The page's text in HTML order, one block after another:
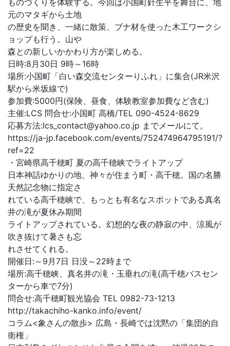
ものづくりを体験する。今回は小国町針生平を舞台に、地
元のマタギから土地
の歴史を聞き、一緒に散策、ブナ材を使った木工ワークシ
ョップも行う。山や
森との新しいかかわり方が楽しめる。
日時:8月30日 9時～16時
場所:小国町「白い森交流センターりふれ」に集合(JR米沢
駅から米坂線で)
参加費:5000円(保険、昼食、体験教室参加費など含む)
主催:LCS 問合せ:小国町 高橋/TEL 090-4524-8629
応募方法:lcs_contact@yahoo.co.jp までメールにて。
https://ja-jp.facebook.com/events/752474964795191/?
ref=22
・宮崎県高千穂町 夏の高千穂峡でライトアップ
日本神話ゆかりの地、神々が住まう町・高千穂。国の名勝
天然記念物に指定さ
れている高千穂峡で、もっとも有名なスポットである真名
井の滝が夏休み期間
ライトアップされている。幻想的な夜の静寂の中、涼風が
吹き抜けて暑さも忘
れさせてくれる。
開催日:～9月7日 日没～22時まで
場所:高千穂峡、真名井の滝・玉垂れの滝(高千穂バスセン
ターから車で7分)
問合せ:高千穂町観光協会 TEL 0982-73-1213
http://takachiho-kanko.info/event/
コラム<象さんの散歩> 広島・長崎では沈黙の「集団的自
衛権」